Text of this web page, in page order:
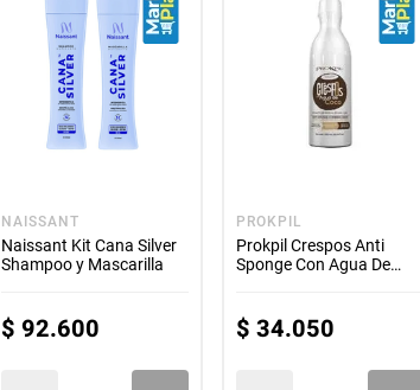
NAISSANT
Naissant Kit Cana Silver
Shampoo y Mascarilla
$ 92.600
PROKPIL
Prokpil Crespos Anti
Sponge Con Agua De
$ 34.050